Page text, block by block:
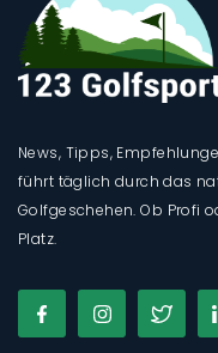
News, Tipps,
führt täglich durch das
Golfgeschehen. Ob Profi
Platz.